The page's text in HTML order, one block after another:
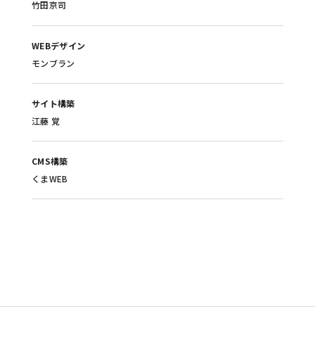
竹田京司
WEBデザイン
モンブラン
サイト構築
江藤 覚
CMS構築
くまWEB